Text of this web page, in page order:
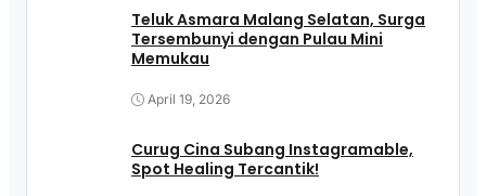
Teluk Asmara Malang Selatan, Surga
Tersembunyi dengan Pulau Mini
Memukau
April 19, 2026
Curug Cina Subang Instagramable,
Spot Healing Tercantik!